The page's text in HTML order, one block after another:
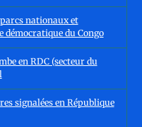
nationaux et
démocratique du Congo
en RDC (secteur du
signalées en République